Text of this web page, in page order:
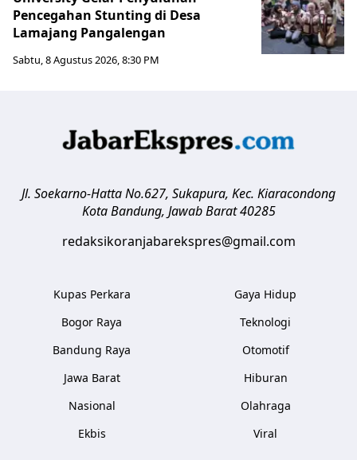
Pencegahan Stunting di Desa
Lamajang Pangalengan
Sabtu, 8 Agustus 2026, 8:30 PM
Jl. Soekarno-Hatta No.627, Sukapura, Kec. Kiaracondong
Kota Bandung, Jawab Barat 40285
redaksikoranjabarekspres@gmail.com
Kupas Perkara
Bogor Raya
Bandung Raya
Jawa Barat
Nasional
Ekbis
Gaya Hidup
Teknologi
Otomotif
Hiburan
Olahraga
Viral